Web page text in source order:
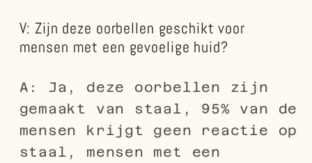
V: Zijn deze oorbellen geschikt voor
mensen met een gevoelige huid?
A: Ja, deze oorbellen zijn
gemaakt van staal, 95% van de
mensen krijgt geen reactie op
staal, mensen met een